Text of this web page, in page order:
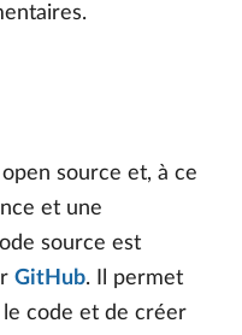
source et, à ce
et une
source est
GitHub. Il permet
code et de créer